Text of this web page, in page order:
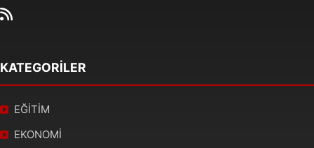
KATEGORİLER
EĞİTİM
EKONOMİ